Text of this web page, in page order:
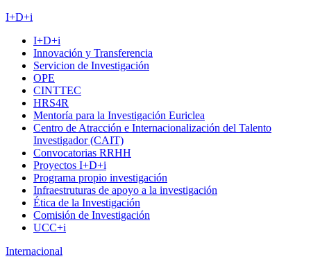
I+D+i
I+D+i
Innovación y Transferencia
Servicion de Investigación
OPE
CINTTEC
HRS4R
Mentoría para la Investigación Euriclea
Centro de Atracción e Internacionalización del Talento
Investigador (CAIT)
Convocatorias RRHH
Proyectos I+D+i
Programa propio investigación
Infraestruturas de apoyo a la investigación
Ética de la Investigación
Comisión de Investigación
UCC+i
Internacional